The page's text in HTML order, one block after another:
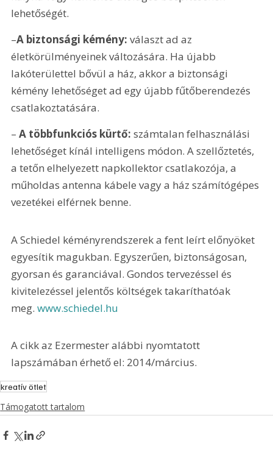
lehetőségét.
–A biztonsági kémény: választ ad az
életkörülményeinek változására. Ha újabb
lakóterülettel bővül a ház, akkor a biztonsági
kémény lehetőséget ad egy újabb fűtőberendezés
csatlakoztatására.
– A többfunkciós kürtő: számtalan felhasználási
lehetőséget kínál intelligens módon. A szellőztetés,
a tetőn elhelyezett napkollektor csatlakozója, a
műholdas antenna kábele vagy a ház számítógépes
vezetékei elférnek benne.
A Schiedel kéményrendszerek a fent leírt előnyöket
egyesítik magukban. Egyszerűen, biztonságosan,
gyorsan és garanciával. Gondos tervezéssel és
kivitelezéssel jelentős költségek takaríthatóak
meg. www.schiedel.hu
A cikk az Ezermester alábbi nyomtatott
lapszámában érhető el: 2014/március.
kreatív ötlet
Támogatott tartalom